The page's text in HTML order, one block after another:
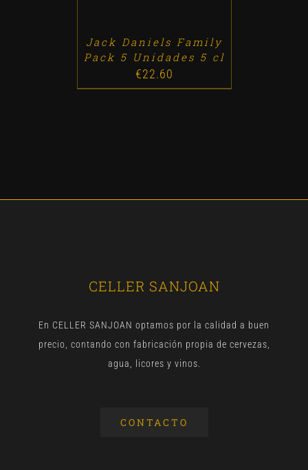
Jack Daniels Family
Pack 5 Unidades 5 cl
€22.60
CELLER SANJOAN
En CELLER SANJOAN optamos por la calidad a buen
precio, contando con fabricación propia de cervezas,
agua, licores y vinos.
CONTACTO